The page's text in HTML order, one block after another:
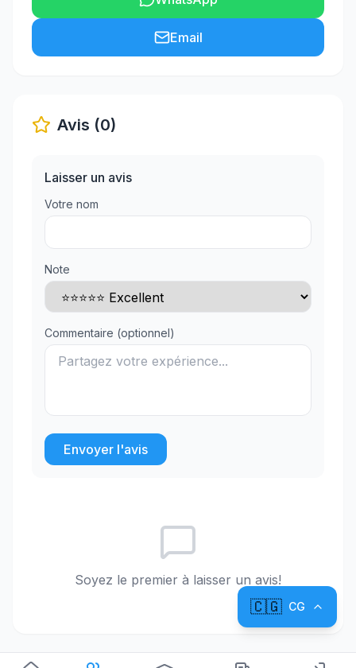
Email
Avis (0)
Laisser un avis
Votre nom
Note
Commentaire (optionnel)
Envoyer l'avis
Soyez le premier à laisser un avis!
🇨🇬 CG